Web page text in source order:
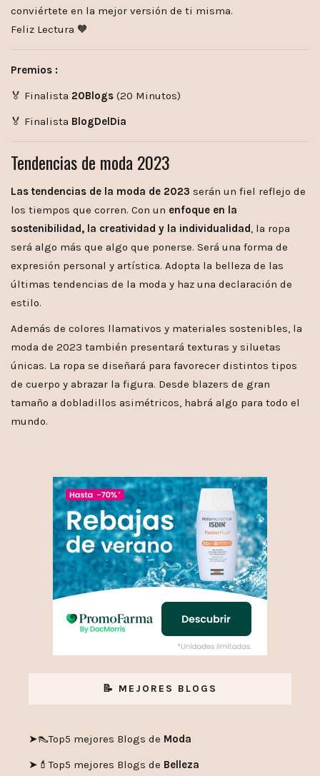
conviértete en la mejor versión de ti misma.
Feliz Lectura 🧡
Premios :
🏅 Finalista 20Blogs (20 Minutos)
🏅 Finalista BlogDelDia
Tendencias de moda 2023
Las tendencias de la moda de 2023 serán un fiel reflejo de
los tiempos que corren. Con un enfoque en la
sostenibilidad, la creatividad y la individualidad, la ropa
será algo más que algo que ponerse. Será una forma de
expresión personal y artística. Adopta la belleza de las
últimas tendencias de la moda y haz una declaración de
estilo.
Además de colores llamativos y materiales sostenibles, la
moda de 2023 también presentará texturas y siluetas
únicas. La ropa se diseñará para favorecer distintos tipos
de cuerpo y abrazar la figura. Desde blazers de gran
tamaño a dobladillos asimétricos, habrá algo para todo el
mundo.
📝 MEJORES BLOGS
➤👠Top5 mejores Blogs de Moda
➤💄Top5 mejores Blogs de Belleza